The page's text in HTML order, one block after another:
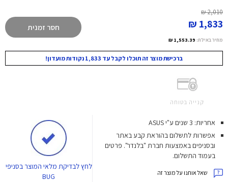
2,010 ₪
1,833 ₪
מחיר באילת: 1,553.39 ₪
חסר זמנית
ברכישת מוצר זה תוכלו לקבל עד 1,833 נקודות מועדון!
קנייה בטוחה
אחריות: 3 שנים ע"י ASUS
אפשרות לתשלום בהוראת קבע באתר
ובסניפים באמצעות חברת "בלנדר". פרטים
בעמוד התשלום.
שאל אותנו על מוצר זה
לחץלבדיקת מלאי המוצר בסניפי
BUG